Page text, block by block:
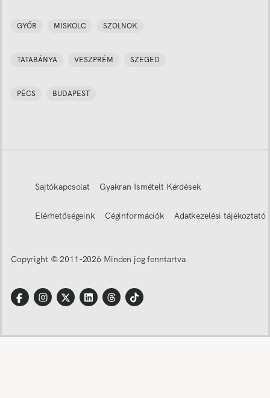
GYŐR MISKOLC SZOLNOK
TATABÁNYA VESZPRÉM SZEGED
PÉCS BUDAPEST
Sajtókapcsolat Gyakran Ismételt Kérdések
Elérhetőségeink Céginformációk Adatkezelési tájékoztató
Copyright © 2011-2026 Minden jog fenntartva